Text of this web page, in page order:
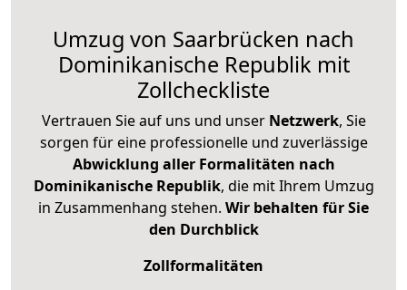
Umzug von Saarbrücken nach
Dominikanische Republik mit
Zollcheckliste
Vertrauen Sie auf uns und unser Netzwerk, Sie
sorgen für eine professionelle und zuverlässige
Abwicklung aller Formalitäten nach
Dominikanische Republik, die mit Ihrem Umzug
in Zusammenhang stehen. Wir behalten für Sie
den Durchblick
Zollformalitäten